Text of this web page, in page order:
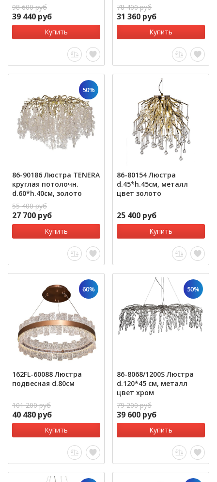
98 600 руб
39 440 руб
Купить
78 400 руб
31 360 руб
Купить
50%
86-90186 Люстра TENERA
круглая потолочн.
d.60*h.40см, золото
55 400 руб
27 700 руб
Купить
86-80154 Люстра
d.45*h.45см, металл
цвет золото
25 400 руб
Купить
60%
162FL-60088 Люстра
подвесная d.80см
101 200 руб
40 480 руб
Купить
50%
86-8068/1200S Люстра
d.120*45 см, металл
цвет хром
79 200 руб
39 600 руб
Купить